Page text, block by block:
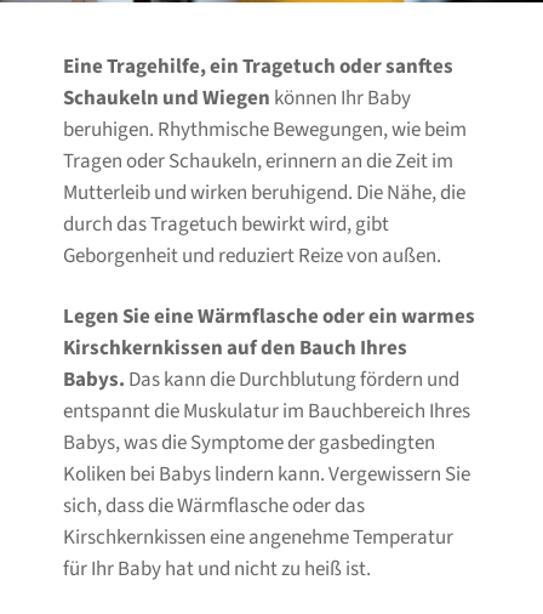
Eine Tragehilfe, ein Tragetuch oder sanftes
Schaukeln und Wiegen können Ihr Baby
beruhigen. Rhythmische Bewegungen, wie beim
Tragen oder Schaukeln, erinnern an die Zeit im
Mutterleib und wirken beruhigend. Die Nähe, die
durch das Tragetuch bewirkt wird, gibt
Geborgenheit und reduziert Reize von außen.
Legen Sie eine Wärmflasche oder ein warmes
Kirschkernkissen auf den Bauch Ihres
Babys. Das kann die Durchblutung fördern und
entspannt die Muskulatur im Bauchbereich Ihres
Babys, was die Symptome der gasbedingten
Koliken bei Babys lindern kann.Vergewissern Sie
sich, dass die Wärmflasche oder das
Kirschkernkissen eine angenehme Temperatur
für Ihr Baby hat und nicht zu heiß ist.